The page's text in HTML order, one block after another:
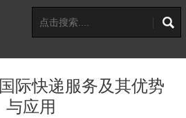
际快递服务及其优势
与应用